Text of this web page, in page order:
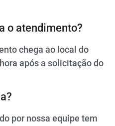
o atendimento?
chega ao local do
após a solicitação do
por nossa equipe tem